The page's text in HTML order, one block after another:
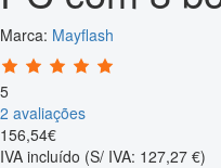
Marca: Mayflash
5
2 avaliações
156,54€
IVA incluído (S/ IVA: 127,27 €)